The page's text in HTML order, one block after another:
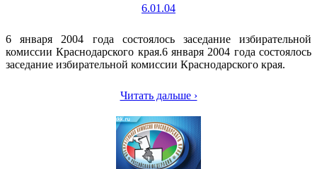
6.01.04
6 января 2004 года состоялось заседание избирательной
комиссии Краснодарского края.6 января 2004 года состоялось
заседание избирательной комиссии Краснодарского края.
Читать дальше ›